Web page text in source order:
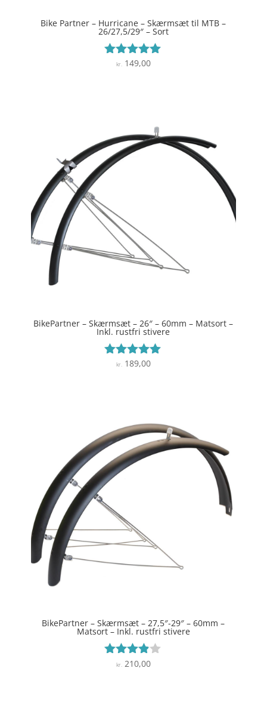
Bike Partner – Hurricane – Skærmsæt til MTB –
26/27,5/29″ – Sort
Vurderet
kr.149,00
BikePartner – Skærmsæt – 26″ – 60mm – Matsort –
Inkl. rustfri stivere
Vurderet
kr.189,00
BikePartner – Skærmsæt – 27,5″-29″ – 60mm –
Matsort – Inkl. rustfri stivere
Vurderet
kr. 210,00